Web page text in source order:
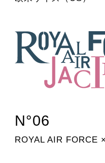
N°06
ROYAL AIR FORCE